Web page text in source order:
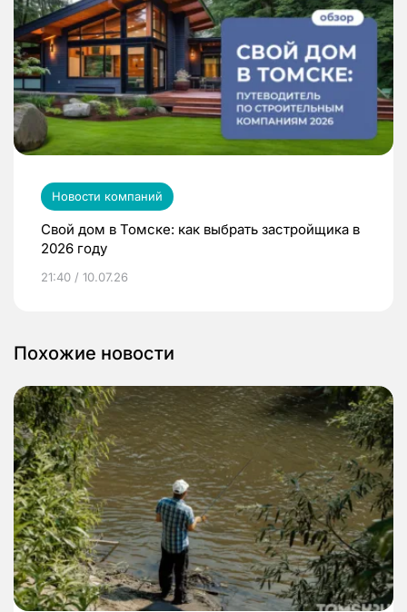
Новости компаний
Свой дом в Томске: как выбрать застройщика в
2026 году
21:40 / 10.07.26
Похожие новости